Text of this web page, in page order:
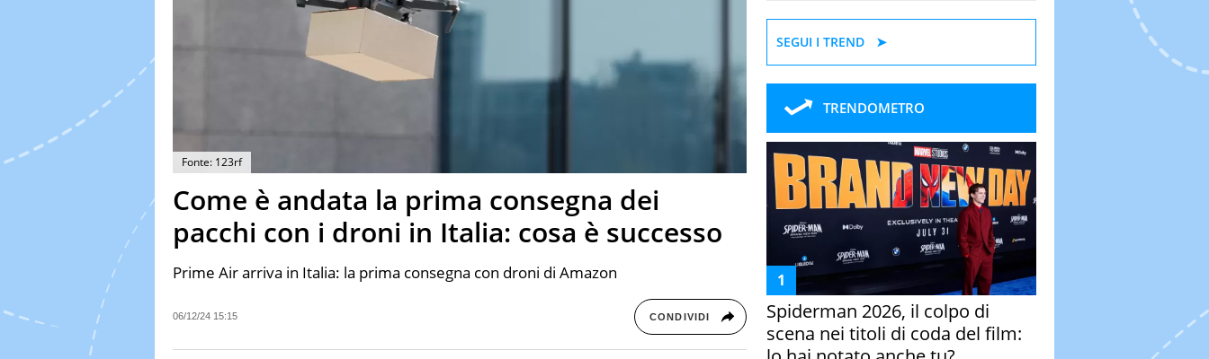
Fonte: 123rf
Come è andata la prima consegna dei
pacchi con i droni in Italia: cosa è successo
Prime Air arriva in Italia: la prima consegna con droni di Amazon
06/12/24 15:15 CONDIVIDI
SEGUI I TREND
TRENDOMETRO
Spiderman 2026, il colpo di
scena nei titoli di coda del film: